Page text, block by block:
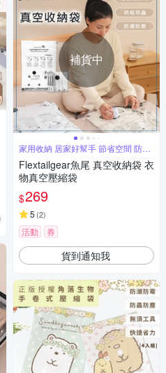
補貨中
家用收納 居家好幫手 節省空間 防水
防潮
Flextailgear魚尾 真空收納袋 衣
物真空壓縮袋
$269
5 (2)
活動 券
貨到通知我